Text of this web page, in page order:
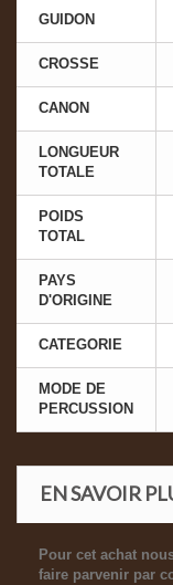
GUIDON
CROSSE
CANON
LONGUEUR
TOTALE
POIDS
TOTAL
PAYS
D'ORIGINE
CATEGORIE
MODE DE
PERCUSSION
EN SAVOIR
Pour cet achat
faire parvenir par